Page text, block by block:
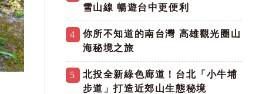
雪山線 暢遊台中更便利
4
你所不知道的南台灣 高雄觀光圈山
海秘境之旅
5
北投全新綠色廊道！台北「小牛埔
步道」打造近郊山生態秘境